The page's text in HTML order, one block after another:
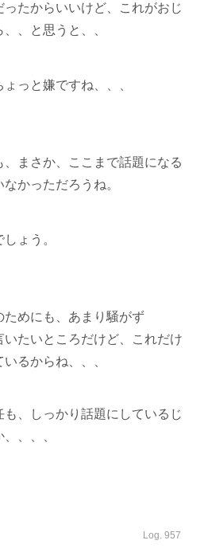
ったからいいけど、これがおじ
、と思うと、、
っと嫌ですね、、、
、まさか、ここまで話題になる
かっただろうね。
ょう。
ためにも、あまり騒がず
いたいところだけど、これだけ
るからね、、、
も、しっかり話題にしているじ
、、、
Log. 957